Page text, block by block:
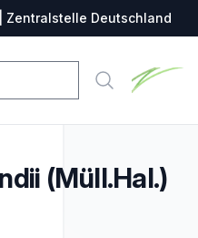
Zentralstelle Deutschland
Suche
(Müll.Hal.)